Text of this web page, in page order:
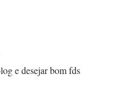
e desejar bom fds